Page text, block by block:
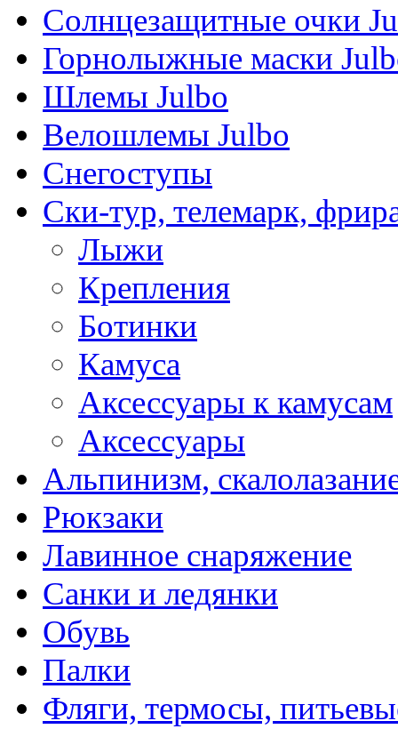
Солнцезащитные очки
Горнолыжные маски
Шлемы Julbo
Велошлемы Julbo
Снегоступы
Ски-тур, телемарк,
Лыжи
Крепления
Ботинки
Камуса
Аксессуары к камусам
Аксессуары
Альпинизм,
Рюкзаки
Лавинное снаряжение
Санки и ледянки
Обувь
Палки
Фляги, термосы,